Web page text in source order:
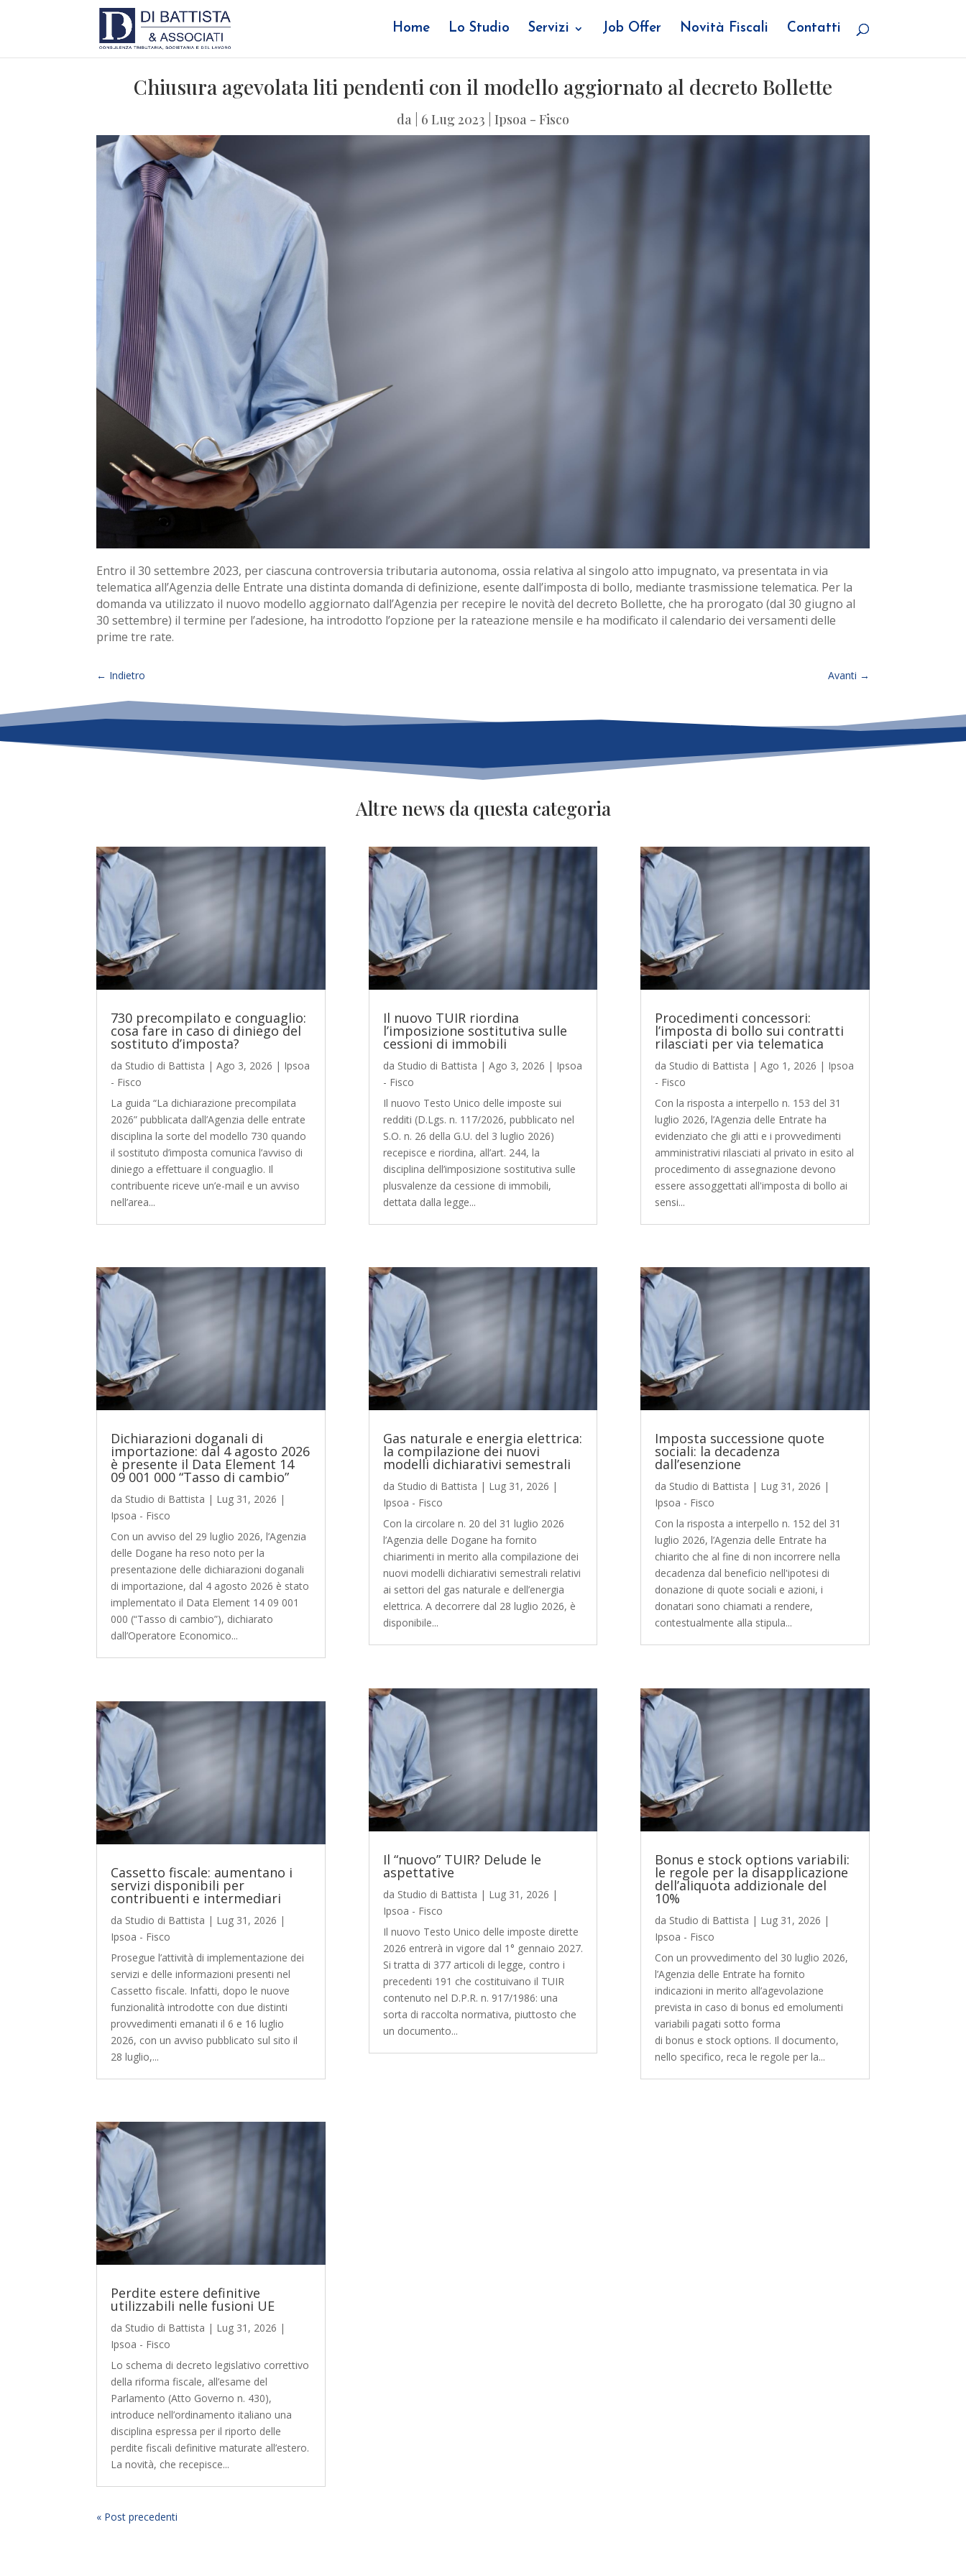
Home Lo Studio Servizi Job Offer Novità Fiscali Contatti
Chiusura agevolata liti pendenti con il modello aggiornato al decreto Bollette
da 6 Lug 2023 Ipsoa - Fisco
Entro il 30 settembre 2023, per ciascuna controversia tributaria autonoma, ossia relativa al singolo atto impugnato, va presentata in via
telematica all’Agenzia delle Entrate una distinta domanda di definizione, esente dall’imposta di bollo, mediante trasmissione telematica. Per la
domanda va utilizzato il nuovo modello aggiornato dall’Agenzia per recepire le novità del decreto Bollette, che ha prorogato (dal 30 giugno al
30 settembre) il termine per l’adesione, ha introdotto l’opzione per la rateazione mensile e ha modificato il calendario dei versamenti delle
prime tre rate.
← Indietro Avanti →
Altre news da questa categoria
730 precompilato e conguaglio:
cosa fare in caso di diniego del
sostituto d’imposta?
da Studio di Battista |Ago 3, 2026 | Ipsoa
- Fisco
La guida “La dichiarazione precompilata
2026” pubblicata dall’Agenzia delle entrate
disciplina la sorte del modello 730 quando
il sostituto d’imposta comunica l’avviso di
diniego a effettuare il conguaglio. Il
contribuente riceve un’e-mail e un avviso
nell’area...
Dichiarazioni doganali di
importazione: dal 4 agosto 2026
è presente il Data Element 14
09 001 000 “Tasso di cambio”
da Studio di Battista | Lug 31, 2026 |
Ipsoa - Fisco
Con un avviso del 29 luglio 2026, l’Agenzia
delle Dogane ha reso noto per la
presentazione delle dichiarazioni doganali
di importazione, dal 4 agosto 2026 è stato
implementato il Data Element 14 09 001
000 (“Tasso di cambio”), dichiarato
dall’Operatore Economico...
Cassetto fiscale: aumentano i
servizi disponibili per
contribuenti e intermediari
da Studio di Battista | Lug 31, 2026 |
Ipsoa - Fisco
Prosegue l’attività di implementazione dei
servizi e delle informazioni presenti nel
Cassetto fiscale. Infatti, dopo le nuove
funzionalità introdotte con due distinti
provvedimenti emanati il 6 e 16 luglio
2026, con un avviso pubblicato sul sito il
28 luglio,...
Perdite estere definitive
utilizzabili nelle fusioni UE
da Studio di Battista | Lug 31, 2026 |
Ipsoa - Fisco
Lo schema di decreto legislativo correttivo
della riforma fiscale, all’esame del
Parlamento (Atto Governo n. 430),
introduce nell’ordinamento italiano una
disciplina espressa per il riporto delle
perdite fiscali definitive maturate all’estero.
La novità, che recepisce...
Il nuovo TUIR riordina
l’imposizione sostitutiva sulle
cessioni di immobili
da Studio di Battista | Ago 3, 2026 | Ipsoa
- Fisco
Il nuovo Testo Unico delle imposte sui
redditi (D.Lgs. n. 117/2026, pubblicato nel
S.O. n. 26 della G.U. del 3 luglio 2026)
recepisce e riordina, all’art. 244, la
disciplina dell’imposizione sostitutiva sulle
plusvalenze da cessione di immobili,
dettata dalla legge...
Gas naturale e energia elettrica:
la compilazione dei nuovi
modelli dichiarativi semestrali
da Studio di Battista | Lug 31, 2026 |
Ipsoa - Fisco
Con la circolare n. 20 del 31 luglio 2026
l’Agenzia delle Dogane ha fornito
chiarimenti in merito alla compilazione dei
nuovi modelli dichiarativi semestrali relativi
ai settori del gas naturale e dell’energia
elettrica. A decorrere dal 28 luglio 2026, è
disponibile...
Il “nuovo” TUIR? Delude le
aspettative
da Studio di Battista | Lug 31, 2026 |
Ipsoa - Fisco
Il nuovo Testo Unico delle imposte dirette
2026 entrerà in vigore dal 1° gennaio 2027.
Si tratta di 377 articoli di legge, contro i
precedenti 191 che costituivano il TUIR
contenuto nel D.P.R. n. 917/1986: una
sorta di raccolta normativa, piuttosto che
un documento...
Procedimenti concessori:
l’imposta di bollo sui contratti
rilasciati per via telematica
da Studio di Battista | Ago 1, 2026 | Ipsoa
- Fisco
Con la risposta a interpello n. 153 del 31
luglio 2026, l’Agenzia delle Entrate ha
evidenziato che gli atti e i provvedimenti
amministrativi rilasciati al privato in esito al
procedimento di assegnazione devono
essere assoggettati all'imposta di bollo ai
sensi...
Imposta successione quote
sociali: la decadenza
dall’esenzione
da Studio di Battista | Lug 31, 2026 |
Ipsoa - Fisco
Con la risposta a interpello n. 152 del 31
luglio 2026, l’Agenzia delle Entrate ha
chiarito che al fine di non incorrere nella
decadenza dal beneficio nell'ipotesi di
donazione di quote sociali e azioni, i
donatari sono chiamati a rendere,
contestualmente alla stipula...
Bonus e stock options variabili:
le regole per la disapplicazione
dell’aliquota addizionale del
10%
da Studio di Battista | Lug 31, 2026 |
Ipsoa - Fisco
Con un provvedimento del 30 luglio 2026,
l’Agenzia delle Entrate ha fornito
indicazioni in merito all’agevolazione
prevista in caso di bonus ed emolumenti
variabili pagati sotto forma
di bonus e stock options. Il documento,
nello specifico, reca le regole per la...
« Post precedenti